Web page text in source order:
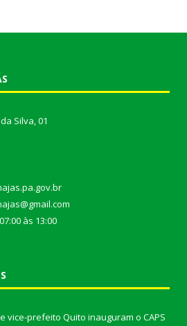
Silva, 01
às 13:00
vice-prefeito Quito inauguram o CAPS